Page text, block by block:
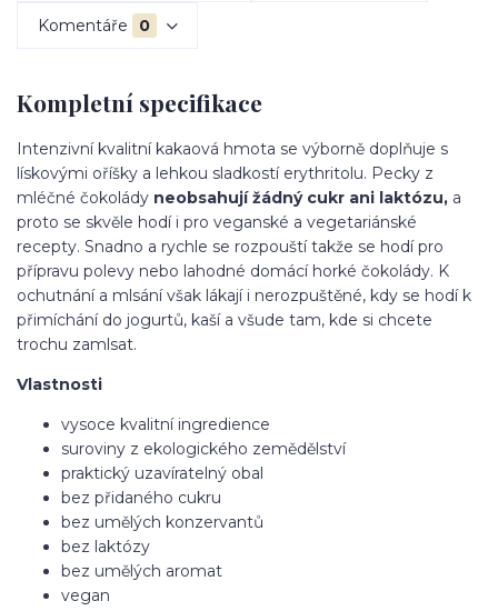
Komentáře 0
Kompletní specifikace
Intenzivní kvalitní kakaová hmota se výborně doplňuje s
lískovými oříšky a lehkou sladkostí erythritolu. Pecky z
mléčné čokolády neobsahují žádný cukr ani laktózu, a
proto se skvěle hodí i pro veganské a vegetariánské
recepty. Snadno a rychle se rozpouští takže se hodí pro
přípravu polevy nebo lahodné domácí horké čokolády. K
ochutnání a mlsání však lákají i nerozpuštěné, kdy se hodí k
přimíchání do jogurtů, kaší a všude tam, kde si chcete
trochu zamlsat.
Vlastnosti
vysoce kvalitní ingredience
suroviny z ekologického zemědělství
praktický uzavíratelný obal
bez přidaného cukru
bez umělých konzervantů
bez laktózy
bez umělých aromat
vegan